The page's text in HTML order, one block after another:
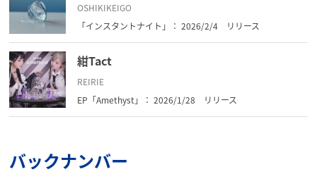
OSHIKIKEIGO
「インスタントナイト」： 2026/2/4 リリース
紺Tact
REIRIE
EP「Amethyst」： 2026/1/28 リリース
バックナンバー